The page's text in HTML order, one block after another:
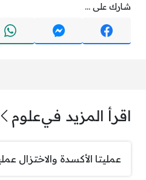
شارك على ...
اقرأ المزيد فيعلوم
عمليتا الأكسدة والاختزال